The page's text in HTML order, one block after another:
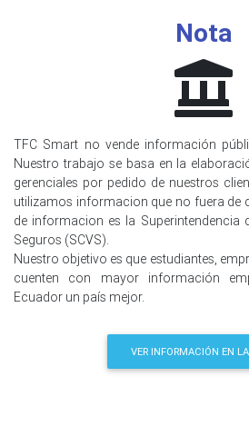
Nota
TFC Smart no vende información
Nuestro trabajo se basa en la
gerenciales por pedido de nuestros
utilizamos informacion que no fuera de
de informacion es la Superintendencia
Seguros (SCVS).
Nuestro objetivo es que estudiantes,
cuenten con mayor información
Ecuador un país mejor.
VER INFORMACIÓN EN